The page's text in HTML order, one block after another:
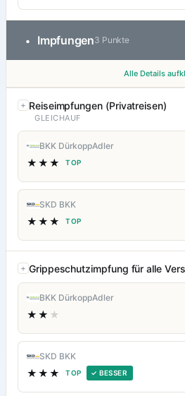
• Impfungen3 Punkte
Alle Details
Reiseimpfungen (Privatreisen)
GLEICHAUF
BKK DürkoppAdler
★★★ TOP
SKD BKK
★★★ TOP
Grippeschutzimpfung für alle
BKK DürkoppAdler
★★ ★
SKD BKK
★★★ TOP ✓ BESSER